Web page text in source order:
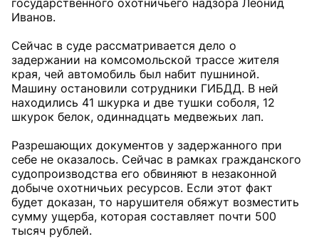
государственного охотничьего надзора Леонид
Иванов.
Сейчас в суде рассматривается дело о
задержании на комсомольской трассе жителя
края, чей автомобиль был набит пушниной.
Машину остановили сотрудники ГИБДД. В ней
находились 41 шкурка и две тушки соболя, 12
шкурок белок, одиннадцать медвежьих лап.
Разрешающих документов у задержанного при
себе не оказалось. Сейчас в рамках гражданского
судопроизводства его обвиняют в незаконной
добыче охотничьих ресурсов. Если этот факт
будет доказан, то нарушителя обяжут возместить
сумму ущерба, которая составляет почти 500
тысяч рублей.